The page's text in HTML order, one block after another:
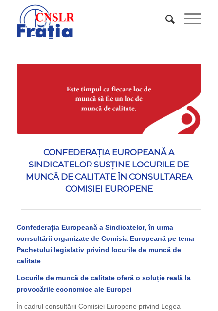
CONFEDERAŢIA EUROPEANĂ A
SINDICATELOR SUSȚINE LOCURILE DE
MUNCĂ DE CALITATE ÎN CONSULTAREA
COMISIEI EUROPENE
Confederația Europeană a Sindicatelor, în urma
consultării organizate de Comisia Europeană pe tema
Pachetului legislativ privind locurile de muncă de
calitate
Locurile de muncă de calitate oferă o soluție reală la
provocările economice ale Europei
În cadrul consultării Comisiei Europene privind Legea